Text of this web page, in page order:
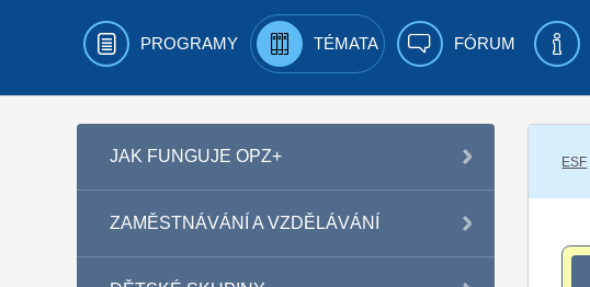
PROGRAMY TÉMATA FÓRUM
JAK FUNGUJE OPZ+
ZAMĚSTNÁVÁNÍ A VZDĚLÁVÁNÍ
ESF